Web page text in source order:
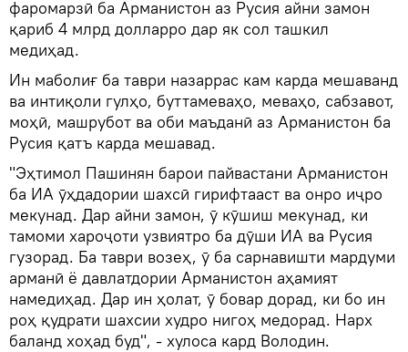
фаромарзӣ ба Арманистон аз Русия айни замон
қариб 4 млрд долларро дар як сол ташкил
медиҳад.
Ин маболиғ ба таври назаррас кам карда мешаванд
ва интиқоли гулҳо, буттамеваҳо, меваҳо, сабзавот,
моҳӣ, машрубот ва оби маъданӣ аз Арманистон ба
Русия қатъ карда мешавад.
"Эҳтимол Пашинян барои пайвастани Арманистон
ба ИА ӯҳдадории шахсӣ гирифтааст ва онро иҷро
мекунад. Дар айни замон, ӯ кӯшиш мекунад, ки
тамоми хароҷоти узвиятро ба дӯши ИА ва Русия
гузорад. Ба таври возеҳ, ӯ ба сарнавишти мардуми
арманӣ ё давлатдории Арманистон аҳамият
намедиҳад. Дар ин ҳолат, ӯ бовар дорад, ки бо ин
роҳ қудрати шахсии худро нигоҳ медорад. Нарх
баланд хоҳад буд", - хулоса кард Володин.